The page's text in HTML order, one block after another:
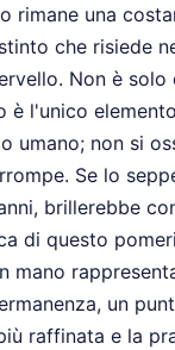
rimane una
che risiede
Non è solo
è l'unico
umano; non si
Se lo
brillerebbe
di questo
mano
un
raffinata e la